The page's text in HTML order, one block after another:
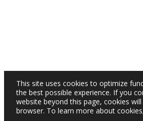
This site uses cookies to optimize
the best possible experience. If you
website beyond this page, cookies
browser. To learn more about